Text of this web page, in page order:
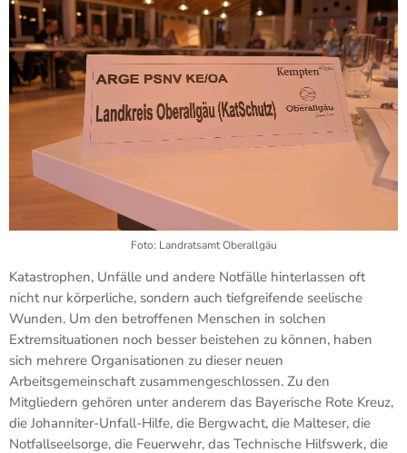
Foto: Landratsamt Oberallgäu
Katastrophen, Unfälle und andere Notfälle hinterlassen oft
nicht nur körperliche, sondern auch tiefgreifende seelische
Wunden. Um den betroffenen Menschen in solchen
Extremsituationen noch besser beistehen zu können, haben
sich mehrere Organisationen zu dieser neuen
Arbeitsgemeinschaft zusammengeschlossen. Zu den
Mitgliedern gehören unter anderem das Bayerische Rote Kreuz,
die Johanniter-Unfall-Hilfe, die Bergwacht, die Malteser, die
Notfallseelsorge, die Feuerwehr, das Technische Hilfswerk, die